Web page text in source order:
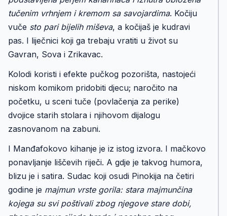
tučenim vrhnjem i kremom sa savojardima. Kočiju
vuče sto pari bijelih miševa, a kočijaš je kudravi
pas. I liječnici koji ga trebaju vratiti u život su
Gavran, Sova i Zrikavac.
Kolodi koristi i efekte pučkog pozorišta, nastojeći
niskom komikom pridobiti djecu; naročito na
početku, u sceni tuče (povlačenja za perike)
dvojice starih stolara i njihovom dijalogu
zasnovanom na zabuni.
I Manđafokovo kihanje je iz istog izvora. I mačkovo
ponavljanje liščevih riječi. A gdje je takvog humora,
blizu je i satira. Sudac koji osudi Pinokija na četiri
godine je majmun vrste gorila: stara majmunčina
kojega su svi poštivali zbog njegove stare dobi,